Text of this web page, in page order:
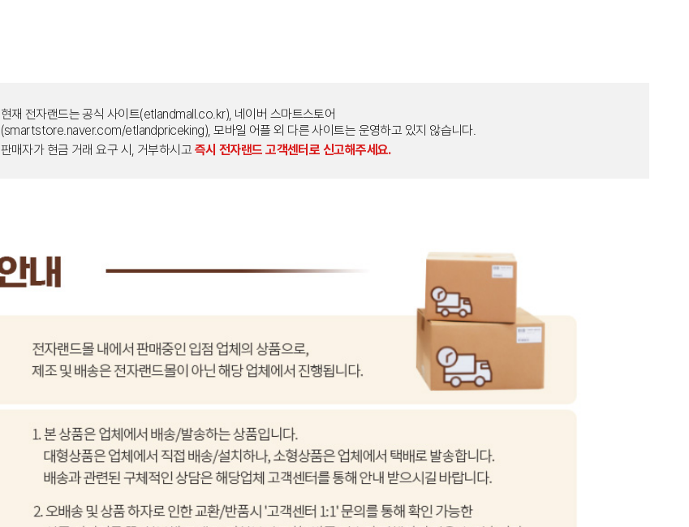
현재 전자랜드는 공식 사이트(etlandmall.co.kr), 네이버 스마트스토어
(smartstore.naver.com/etlandpriceking), 모바일 어플 외 다른 사이트는 운영하고 있지 않습니다.
판매자가 현금 거래 요구 시, 거부하시고 즉시 전자랜드 고객센터로 신고해주세요.